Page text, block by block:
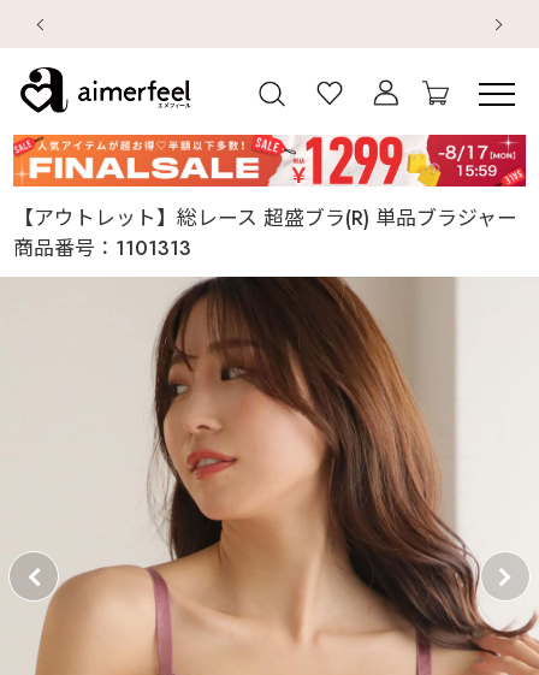
【アウトレット】総レース 超盛ブラ(R) 単品ブラジャー
商品番号： 1101313